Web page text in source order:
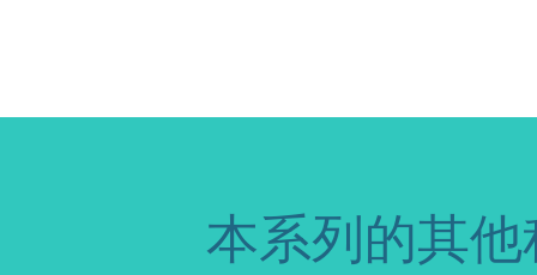
本系列的其他